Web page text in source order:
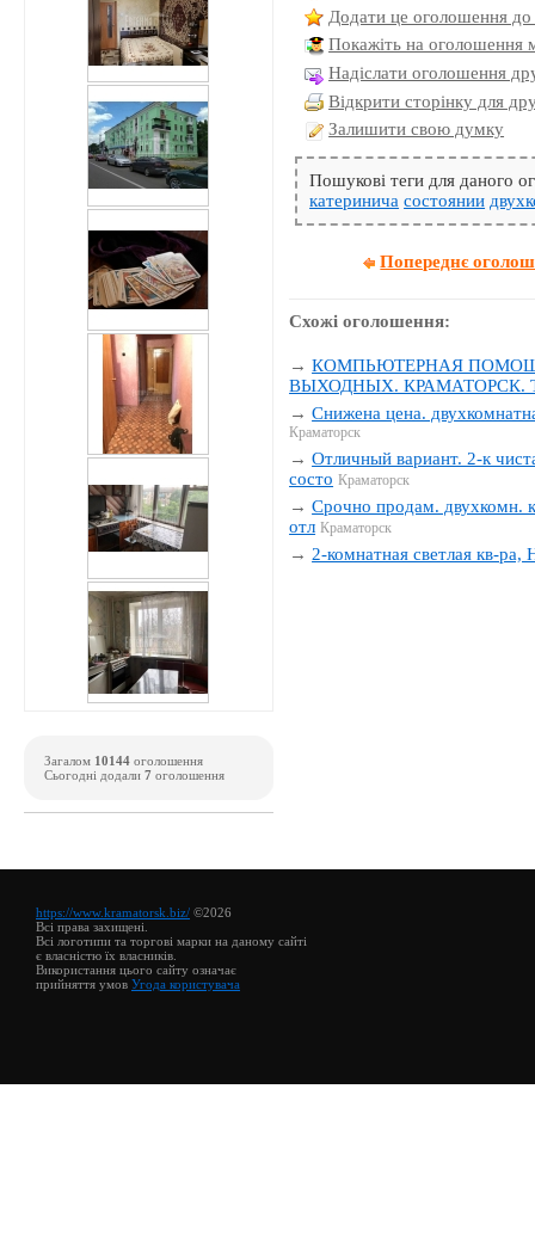
Додати це оголошення до
Покажіть на оголошення
Надіслати оголошення
Відкрити сторінку для
Залишити свою думку
Пошукові теги для даного
катеринича состоянии
Попереднє
Схожі оголошення:
→КОМПЬЮТЕРНАЯ
ВЫХОДНЫХ. КРАМАТОРСК.
→Снижена цена.
Краматорск
→Отличный вариант. 2-к
состо Краматорск
→Срочно продам. двухкомн.
отл Краматорск
→ 2-комнатная светлая кв-
Загалом 10144 оголошення
Сьогодні додали 7 оголошення
https://www.kramatorsk.biz/ ©2026
Всі права захищені.
Всі логотипи та торгові марки на даному сайті
є власністю їх власників.
Використання цього сайту означає
прийняття умов Угода користувача